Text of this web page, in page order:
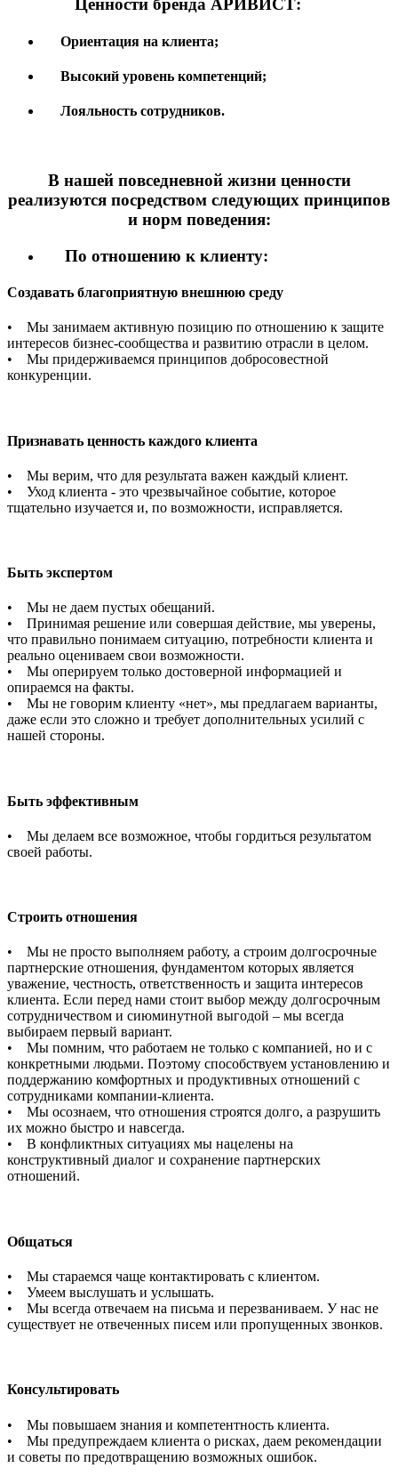
Ценности бренда АРИВИСТ:
Ориентация на клиента;
Высокий уровень компетенций;
Лояльность сотрудников.
В нашей повседневной жизни ценности
реализуются посредством следующих принципов
и норм поведения:
По отношению к клиенту:
Создавать благоприятную внешнюю среду
• Мы занимаем активную позицию по отношению к защите
интересов бизнес-сообщества и развитию отрасли в целом.
• Мы придерживаемся принципов добросовестной
конкуренции.
Признавать ценность каждого клиента
• Мы верим, что для результата важен каждый клиент.
• Уход клиента - это чрезвычайное событие, которое
тщательно изучается и, по возможности, исправляется.
Быть экспертом
• Мы не даем пустых обещаний.
• Принимая решение или совершая действие, мы уверены,
что правильно понимаем ситуацию, потребности клиента и
реально оцениваем свои возможности.
• Мы оперируем только достоверной информацией и
опираемся на факты.
• Мы не говорим клиенту «нет», мы предлагаем варианты,
даже если это сложно и требует дополнительных усилий с
нашей стороны.
Быть эффективным
• Мы делаем все возможное, чтобы гордиться результатом
своей работы.
Строить отношения
• Мы не просто выполняем работу, а строим долгосрочные
партнерские отношения, фундаментом которых является
уважение, честность, ответственность и защита интересов
клиента. Если перед нами стоит выбор между долгосрочным
сотрудничеством и сиюминутной выгодой – мы всегда
выбираем первый вариант.
• Мы помним, что работаем не только с компанией, но и с
конкретными людьми. Поэтому способствуем установлению и
поддержанию комфортных и продуктивных отношений с
сотрудниками компании-клиента.
• Мы осознаем, что отношения строятся долго, а разрушить
их можно быстро и навсегда.
• В конфликтных ситуациях мы нацелены на
конструктивный диалог и сохранение партнерских
отношений.
Общаться
• Мы стараемся чаще контактировать с клиентом.
• Умеем выслушать и услышать.
• Мы всегда отвечаем на письма и перезваниваем. У нас не
существует не отвеченных писем или пропущенных звонков.
Консультировать
• Мы повышаем знания и компетентность клиента.
• Мы предупреждаем клиента о рисках, даем рекомендации
и советы по предотвращению возможных ошибок.